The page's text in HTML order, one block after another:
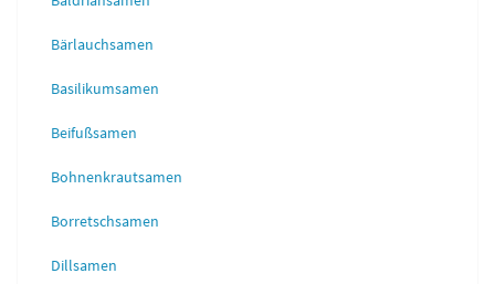
Bärlauchsamen
Basilikumsamen
Beifußsamen
Bohnenkrautsamen
Borretschsamen
Dillsamen